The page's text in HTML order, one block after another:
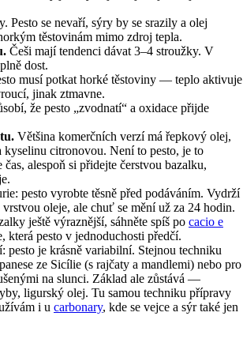
Pesto se nevaří, sýry by se srazily a olej
těstovinám mimo zdroj tepla.
Češi mají tendenci dávat 3–4 stroužky. V
dost.
musí potkat horké těstoviny — teplo aktivuje
jinak ztmavne.
že pesto „zvodnatí“ a oxidace přijde
Většina komerčních verzí má řepkový olej,
kyselinu citronovou. Není to pesto, je to
čas, alespoň si přidejte čerstvou bazalku,
pesto vyrobte těsně před podáváním. Vydrží
oleje, ale chuť se mění už za 24 hodin.
ještě výraznější, sáhněte spíš po cacio e
pesto v jednoduchosti předčí.
pesto je krásně variabilní. Stejnou techniku
ze Sicílie (s rajčaty a mandlemi) nebo pro
na slunci. Základ ale zůstává —
ligurský olej. Tu samou techniku přípravy
i u carbonary, kde se vejce a sýr také jen